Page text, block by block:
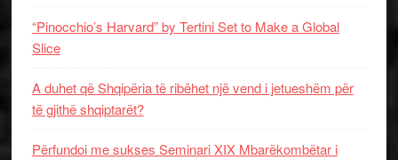
“Pinocchio’s Harvard” by Tertini Set to Make a Global
Slice
A duhet që Shqipëria të ribëhet një vend i jetueshëm për
të gjithë shqiptarët?
Përfundoi me sukses Seminari XIX Mbarëkombëtar i